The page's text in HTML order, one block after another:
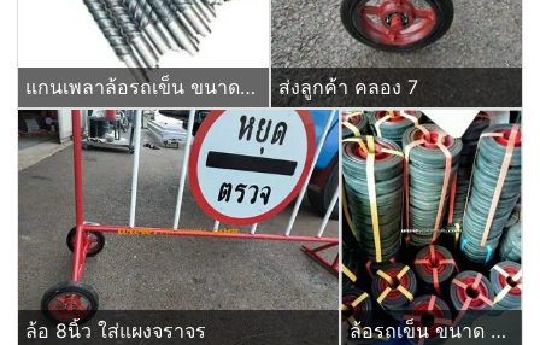
แกนเพลาล้อรถเข็น ขนาด 21 นิ้ว แบบกิ๊ปล๊อค (เจาะรูปลาย) ส่งลูกค้า คลอง 7
ล้อ 8นิ้ว ใส่แผงจราจร ล้อรถเข็น ขนาด 6 นิ้ว ลูกล้อยางตัน สำหรับใส่แผงกั้นจราจร ป้ายหยุดตรวจ ชนิดมีบ่าใส่ตลับลูกปืน